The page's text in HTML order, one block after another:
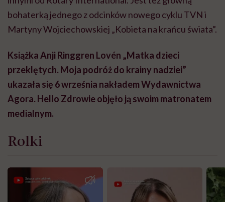
bohaterką jednego z odcinków nowego cyklu TVN i
Martyny Wojciechowskiej „Kobieta na krańcu świata”.
Książka Anji Ringgren Lovén „Matka dzieci
przeklętych. Moja podróż do krainy nadziei”
ukazała się 6 września nakładem Wydawnictwa
Agora. Hello Zdrowie objęło ją swoim matronatem
medialnym.
Rolki